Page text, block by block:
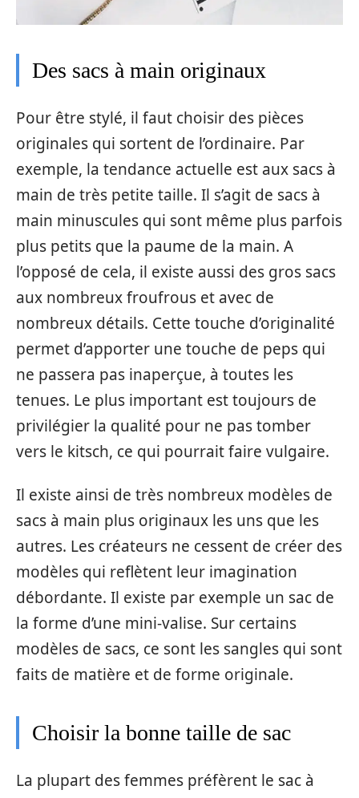
Des sacs à main originaux
Pour être stylé, il faut choisir des pièces
originales qui sortent de l’ordinaire. Par
exemple, la tendance actuelle est aux sacs à
main de très petite taille. Il s’agit de sacs à
main minuscules qui sont même plus parfois
plus petits que la paume de la main. A
l’opposé de cela, il existe aussi des gros sacs
aux nombreux froufrous et avec de
nombreux détails. Cette touche d’originalité
permet d’apporter une touche de peps qui
ne passera pas inaperçue, à toutes les
tenues. Le plus important est toujours de
privilégier la qualité pour ne pas tomber
vers le kitsch, ce qui pourrait faire vulgaire.
Il existe ainsi de très nombreux modèles de
sacs à main plus originaux les uns que les
autres. Les créateurs ne cessent de créer des
modèles qui reflètent leur imagination
débordante. Il existe par exemple un sac de
la forme d’une mini-valise. Sur certains
modèles de sacs, ce sont les sangles qui sont
faits de matière et de forme originale.
Choisir la bonne taille de sac
La plupart des femmes préfèrent le sac à